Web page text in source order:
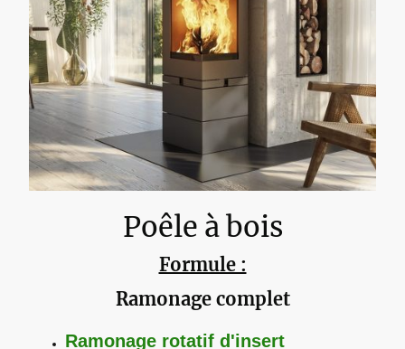
Poêle à bois
Formule :
Ramonage complet
Ramonage rotatif d'insert